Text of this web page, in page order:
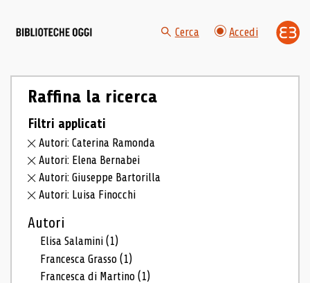
Cerca Accedi
Raffina la ricerca
Filtri applicati
Autori: Caterina Ramonda
Autori: Elena Bernabei
Autori: Giuseppe Bartorilla
Autori: Luisa Finocchi
Autori
Elisa Salamini(1)
Francesca Grasso(1)
Francesca di Martino(1)